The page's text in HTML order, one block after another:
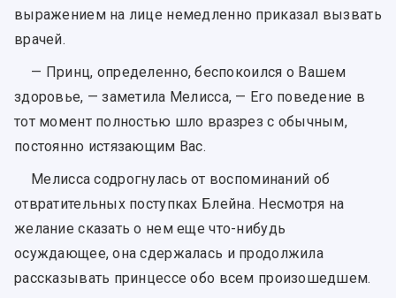
выражением на лице немедленно приказал вызвать
врачей.
— Принц, определенно, беспокоился о Вашем
здоровье, — заметила Мелисса, — Его поведение в
тот момент полностью шло вразрез с обычным,
постоянно истязающим Вас.
Мелисса содрогнулась от воспоминаний об
отвратительных поступках Блейна. Несмотря на
желание сказать о нем еще что-нибудь
осуждающее, она сдержалась и продолжила
рассказывать принцессе обо всем произошедшем.